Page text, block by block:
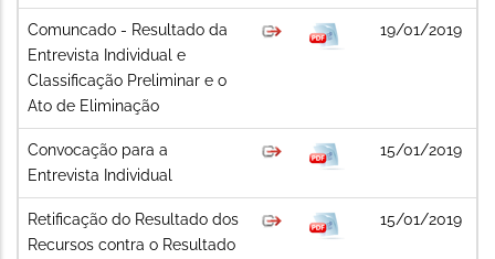
Comuncado - Resultado da
Entrevista Individual e
Classificação Preliminar e o
Ato de Eliminação
19/01/2019
Convocação para a
Entrevista Individual
15/01/2019
Retificação do Resultado dos
Recursos contra o Resultado
15/01/2019